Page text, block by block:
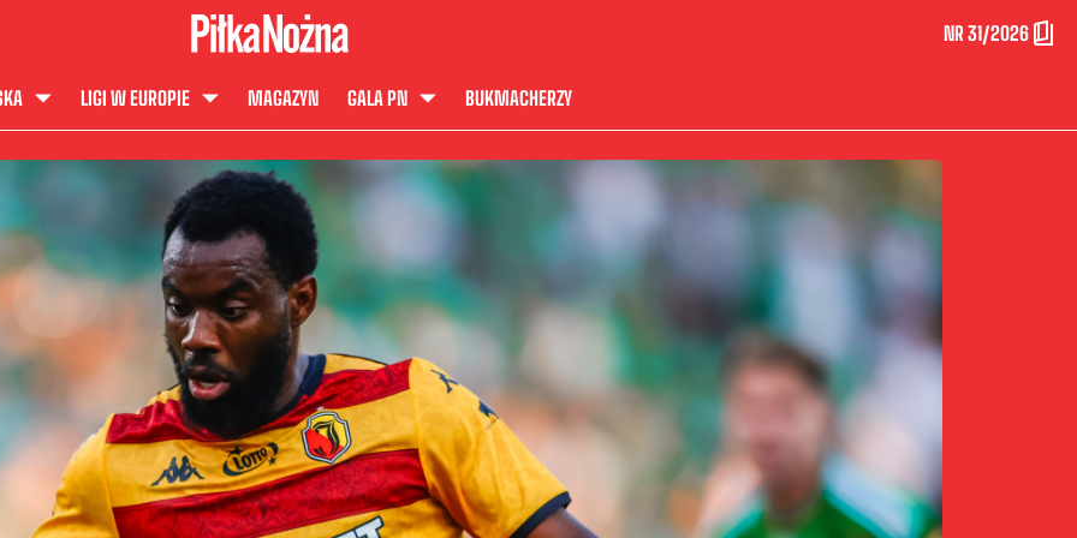
NR 31/2026
LIGI W EUROPIE MAGAZYN GALA PN BUKMACHERZY